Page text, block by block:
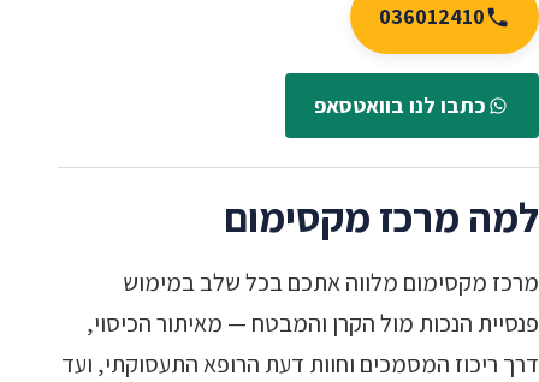
036012410
כתבו לנו בוואטסאפ
למה מרכז מקסימום
מרכז מקסימום מלווה אתכם בכל שלב במימוש
פנסיית הנכות מול הקרן והמבטח — מאיתור הכיסוי,
דרך ריכוז המסמכים וחוות דעת הרופא התעסוקתי, ועד